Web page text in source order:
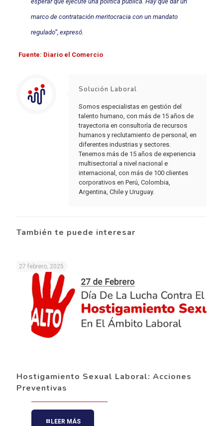
marco de contratación meritocracia con un mandato
regulado”, expresó.
Fuente: Diario el Comercio
Solución Laboral
Somos especialistas en gestión del
talento humano, con más de 15 años de
trayectoria en consultoría de recursos
humanos y reclutamiento de personal, en
diferentes industrias y sectores.
Tenemos más de 15 años de experiencia
multisectorial a nivel nacional e
internacional, con más de 100 clientes
corporativos en Perú, Colombia,
Argentina, Chile y Uruguay.
También te puede interesar
27 febrero, 2025
Hostigamiento Sexual Laboral: Acciones
Preventivas
LEER MÁS